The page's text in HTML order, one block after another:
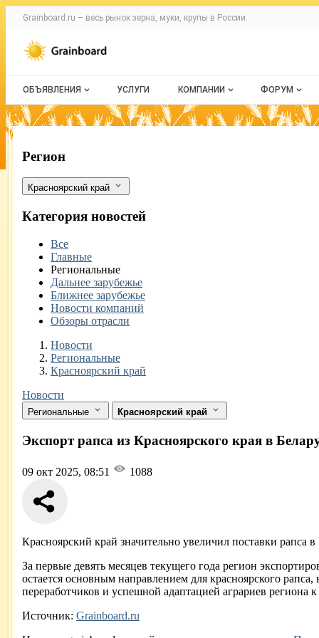
Раздел навигации по сайту
Grainboard.ru – весь рынок зерна, муки, крупы в России.
Авторизация и меню пользователя
Навигация по разделам сайта grainboard.ru
ОБЪЯВЛЕНИЯ
Все объявления
Мои объявления
УСЛУГИ КОМПАНИИ
О каталоге компаний
ФОРУМ
Все темы
Экспорт рапса из Красноярского края
Фильтры
Регион
Красноярский край
Категория новостей
Все
Главные
Региональные
Дальнее зарубежье
Ближнее зарубежье
Новости компаний
Обзоры отрасли
Новости
Разделы
Новости
Региональные
Красноярский край
Новости
Региональные Красноярский край
Экспорт рапса из Красноярского края в
09 окт 2025, 08:51 1088
Красноярский край значительно увеличил поставки
За первые девять месяцев текущего года регион
остается основным направлением для красноярского
переработчиков и успешной адаптацией аграриев региона
Источник: Grainboard.ru